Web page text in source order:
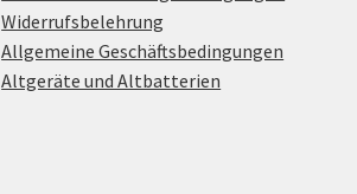
Widerrufsbelehrung
Allgemeine Geschäftsbedingungen
Altgeräte und Altbatterien